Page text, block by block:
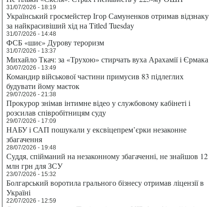
31/07/2026 - 18:19
Український гросмейстер Ігор Самуненков отримав відзнаку
за найкрасивіший хід на Titled Tuesday
31/07/2026 - 14:48
ФСБ «шиє» Дурову тероризм
31/07/2026 - 13:37
Михайло Ткач: за «Трухою» стирчать вуха Арахамії і Єрмака
30/07/2026 - 13:49
Командир військової частини примусив 83 підлеглих
будувати йому маєток
29/07/2026 - 21:38
Прокурор знімав інтимне відео у службовому кабінеті і
розсилав співробітницям суду
29/07/2026 - 17:09
НАБУ і САП пошукали у ексвіцепрем’єрки незаконне
збагачення
28/07/2026 - 19:48
Суддя, спійманий на незаконному збагаченні, не знайшов 12
млн грн для ЗСУ
23/07/2026 - 15:32
Болгарський воротила грального бізнесу отримав ліцензії в
Україні
22/07/2026 - 12:59